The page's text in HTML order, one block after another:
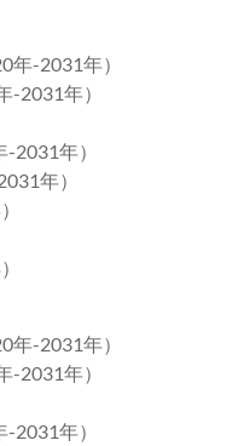
-2031年）
2031年）
2031年）
年）
-2031年）
2031年）
2031年）